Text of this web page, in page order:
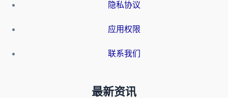
隐私协议
应用权限
联系我们
最新资讯